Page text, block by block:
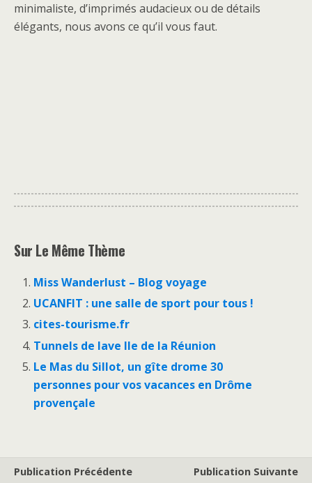
minimaliste, d’imprimés audacieux ou de détails
élégants, nous avons ce qu’il vous faut.
Sur Le Même Thème
Miss Wanderlust – Blog voyage
UCANFIT : une salle de sport pour tous !
cites-tourisme.fr
Tunnels de lave Ile de la Réunion
Le Mas du Sillot, un gîte drome 30
personnes pour vos vacances en Drôme
provençale
Publication Précédente Publication Suivante